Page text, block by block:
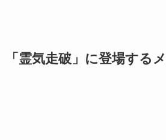
「霊気走破」に登場する